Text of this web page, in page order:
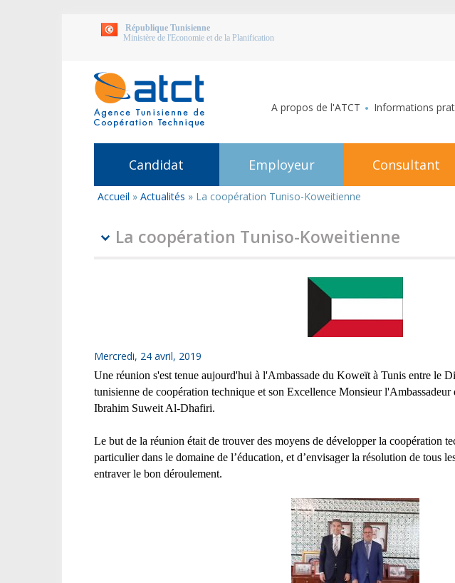
République Tunisienne
Ministère de l'Economie et de la Planification
A propos de l'ATCT Informations
Candidat Employeur Consultant
Vous
Accueil » Actualités » La coopération Tuniso-Koweitienne
La coopération Tuniso-Koweitienne
Mercredi, 24 avril, 2019
Une réunion s'est tenue aujourd'hui à l'Ambassade du Koweït à Tunis entre le
tunisienne de coopération technique et son Excellence Monsieur
Ibrahim Suweit Al-Dhafiri.
Le but de la réunion était de trouver des moyens de développer la coopération
particulier dans le domaine de l’éducation, et d’envisager la résolution de tous
entraver le bon déroulement.